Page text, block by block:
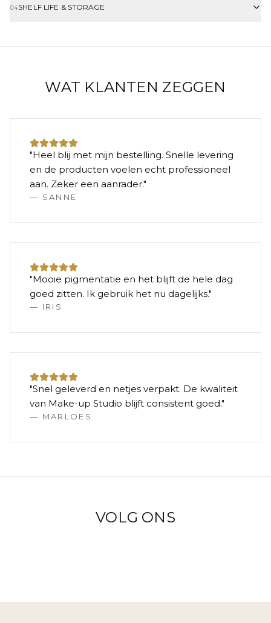
04SHELF LIFE & STORAGE
WAT KLANTEN ZEGGEN
"Heel blij met mijn bestelling. Snelle levering
en de producten voelen echt professioneel
aan. Zeker een aanrader."
— SANNE
"Mooie pigmentatie en het blijft de hele dag
goed zitten. Ik gebruik het nu dagelijks."
— IRIS
"Snel geleverd en netjes verpakt. De kwaliteit
van Make-up Studio blijft consistent goed."
— MARLOES
VOLG ONS